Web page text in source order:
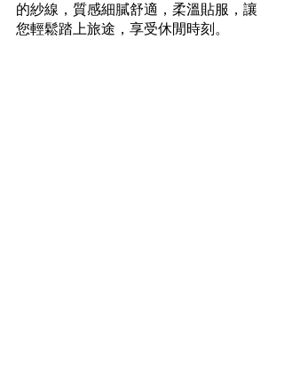
的紗線，質感細膩舒適，柔溫貼服，讓
您輕鬆踏上旅途，享受休閒時刻。